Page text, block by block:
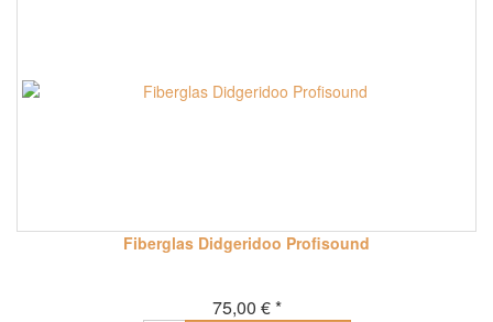
Fiberglas Didgeridoo Profisound
75,00 € *